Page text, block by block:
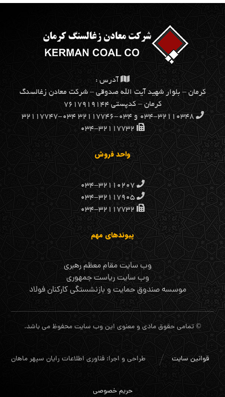
آدرس :
كرمان – بلوار شهيد آيت الله صدوقي – شركت معادن زغالسنگ
كرمان – کدپستی ۷۶۱۷۹۱۹۱۴۴
۰۳۴-۳۲۱۱۰۳۴۸ و ۰۳۴-۳۲۱۱۷۷۴۶ ۰۳۴-۳۲۱۱۷۷۴۷
۰۳۴-۳۲۱۱۷۷۳۲
واحد فروش
۰۳۴-۳۲۱۱۰۲۰۷
۰۳۴-۳۲۱۱۷۹۰۵
۰۳۴-۳۲۱۱۷۷۳۲
پیوندهای مهم
وب سایت مقام معظم رهبری
وب سایت ریاست جمهوری
موسسه صندوق حمایت و بازنشستگی کارکنان فولاد
© تمامی حقوق مادی و معنوی این وب سایت محفوظ می باشد.
طراحی و اجرا: فناوری اطلاعات رایان سپهر ماهان قوانین سایت
حریم خصوصی